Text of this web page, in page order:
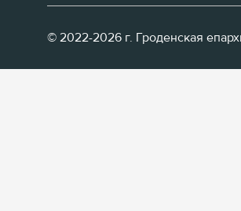
© 2022-2026 г. Гроденская